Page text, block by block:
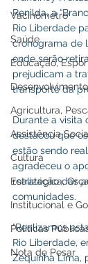
Vacinômetro
Saúde
Educação,
Agricultura,
Assistência
Cultura
Estratégica,
Institucional e
Políticas
Nota de Pesar
Renilda, a
Rio Liberdade
cronograma de
onde serão
prejudicam a
transporte da
Durante a visita
destacou que
estão sendo
agradeceu o
realização das
comunidades.
“Realizamos
Rio Liberdade,
Zequinha Lima,